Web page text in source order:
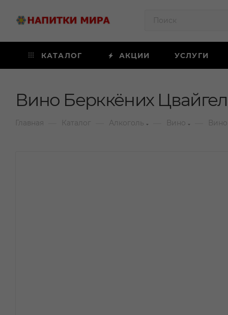
КАТАЛОГ АКЦИИ УСЛУГИ
Вино Берккёних
Главная Каталог Алкоголь Вино